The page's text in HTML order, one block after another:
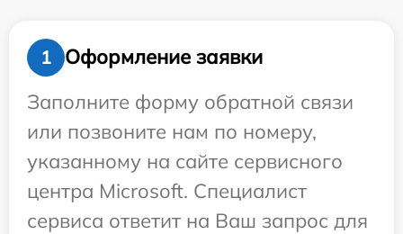
1
Оформление заявки
Заполните форму обратной связи
или позвоните нам по номеру,
указанному на сайте сервисного
центра Microsoft. Специалист
сервиса ответит на Ваш запрос для